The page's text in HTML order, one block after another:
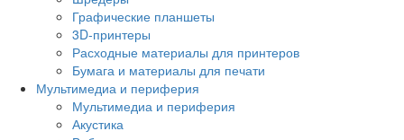
Графические планшеты
3D-принтеры
Расходные материалы для принтеров
Бумага и материалы для печати
Мультимедиа и периферия
Мультимедиа и периферия
Акустика